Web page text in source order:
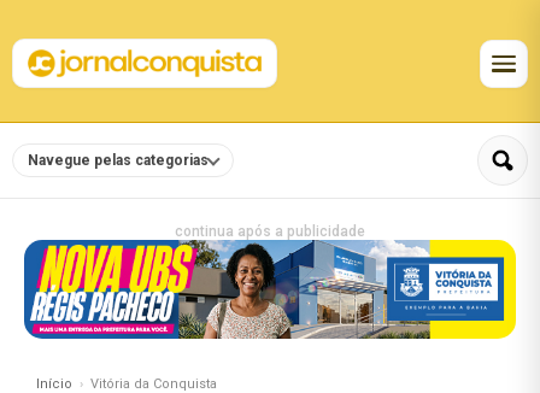
Navegue pelas categorias
continua após a publicidade
Início Vitória da Conquista